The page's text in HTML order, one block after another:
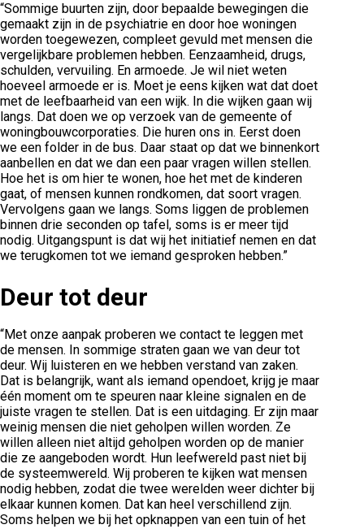
“Sommige buurten zijn, door bepaalde bewegingen die
gemaakt zijn in de psychiatrie en door hoe woningen
worden toegewezen, compleet gevuld met mensen die
vergelijkbare problemen hebben. Eenzaamheid, drugs,
schulden, vervuiling. En armoede. Je wil niet weten
hoeveel armoede er is. Moet je eens kijken wat dat doet
met de leefbaarheid van een wijk. In die wijken gaan wij
langs. Dat doen we op verzoek van de gemeente of
woningbouwcorporaties. Die huren ons in. Eerst doen
we een folder in de bus. Daar staat op dat we binnenkort
aanbellen en dat we dan een paar vragen willen stellen.
Hoe het is om hier te wonen, hoe het met de kinderen
gaat, of mensen kunnen rondkomen, dat soort vragen.
Vervolgens gaan we langs. Soms liggen de problemen
binnen drie seconden op tafel, soms is er meer tijd
nodig. Uitgangspunt is dat wij het initiatief nemen en dat
we terugkomen tot we iemand gesproken hebben.”
Deur tot deur
“Met onze aanpak proberen we contact te leggen met
de mensen. In sommige straten gaan we van deur tot
deur. Wij luisteren en we hebben verstand van zaken.
Dat is belangrijk, want als iemand opendoet, krijg je maar
één moment om te speuren naar kleine signalen en de
juiste vragen te stellen. Dat is een uitdaging. Er zijn maar
weinig mensen die niet geholpen willen worden. Ze
willen alleen niet altijd geholpen worden op de manier
die ze aangeboden wordt. Hun leefwereld past niet bij
de systeemwereld. Wij proberen te kijken wat mensen
nodig hebben, zodat die twee werelden weer dichter bij
elkaar kunnen komen. Dat kan heel verschillend zijn.
Soms helpen we bij het opknappen van een tuin of het